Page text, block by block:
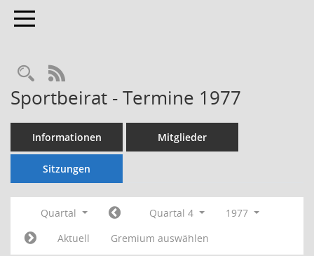
Toggle navigation
Rechercheauswahl
RSS-Feed
Sportbeirat - Termine 1977
Informationen Mitglieder
Sitzungen
Quartal Quartal 4
1977
Aktuell
Gremium auswählen